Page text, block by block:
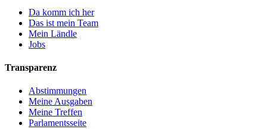
Da komm ich her
Das ist mein Team
Mein Ländle
Jobs
Transparenz
Abstimmungen
Meine Ausgaben
Meine Treffen
Parlamentsseite